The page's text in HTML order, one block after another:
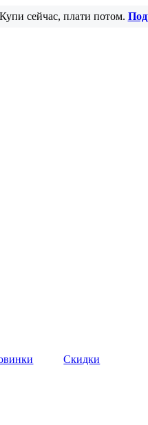
Купи сейчас, плати потом.
Скидки